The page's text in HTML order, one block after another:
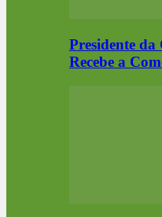
Presidente
Recebe a